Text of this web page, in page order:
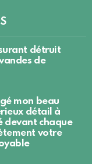
détruit
de
mon beau
détail à
devant chaque
votre